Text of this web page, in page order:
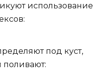
использование
под куст,
поливают: